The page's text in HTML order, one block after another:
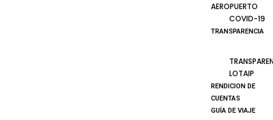
AEROPUERTO
COVID-19
TRANSPARENCIA
LOTAIP
RENDICION DE
CUENTAS
GUÍA DE VIAJE